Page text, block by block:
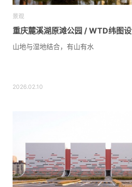
景观
重庆麓溪湖原滩公园 / WTD纬图
山地与湿地结合，有山有水
2026.02.10